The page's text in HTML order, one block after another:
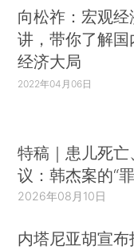
向松祚：宏观经
讲，带你了解国
经济大局
2022年04月06日
特稿｜患儿死
议：韩杰案的“
2026年08月10日
内塔尼亚胡宣